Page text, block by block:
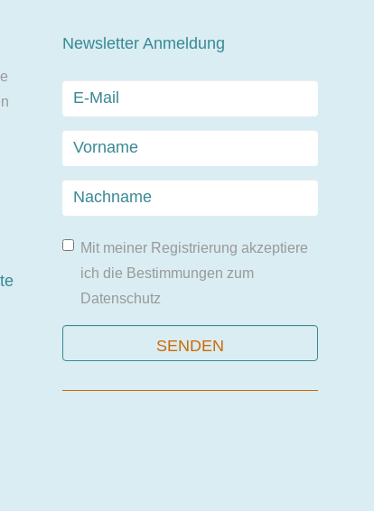
Newsletter Anmeldung
Mit meiner Registrierung akzeptiere
ich die Bestimmungen zum
Datenschutz